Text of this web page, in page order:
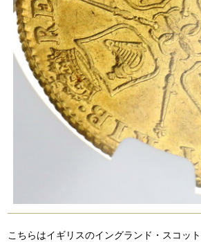
こちらはイギリスのイングランド・スコッ